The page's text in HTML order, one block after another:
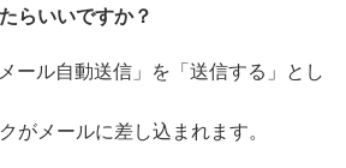
らいいですか？
ール自動送信」を「送信する」とし
がメールに差し込まれます。